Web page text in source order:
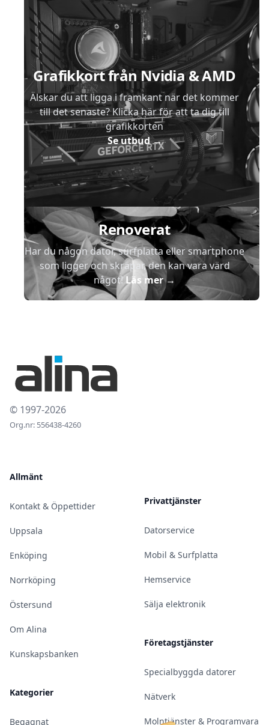
Grafikkort från Nvidia & AMD
Älskar du att ligga i framkant när det kommer
till det senaste? Klicka här för att ta dig till
grafikkorten
Se utbud→
Renoverat
Har du någon dator, surfplatta eller smartphone
som ligger och skräpar, den kan vara värd
något!Läs mer→
© 1997-2026
Org.nr: 556438-4260
Allmänt
Kontakt & Öppettider
Uppsala
Enköping
Norrköping
Östersund
Om Alina
Kunskapsbanken
Kategorier
Begagnat
Privattjänster
Datorservice
Mobil & Surfplatta
Hemservice
Sälja elektronik
Företagstjänster
Specialbyggda datorer
Nätverk
Molntjänster & Programvara